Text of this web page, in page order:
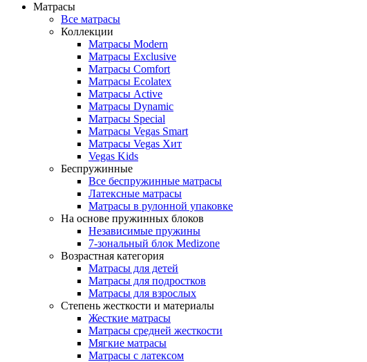
Матрасы
Все матрасы
Коллекции
Матрасы Modern
Матрасы Exclusive
Матрасы Comfort
Матрасы Ecolatex
Матрасы Active
Матрасы Dynamic
Матрасы Special
Матрасы Vegas Smart
Матрасы Vegas Хит
Vegas Kids
Беспружинные
Все беспружинные матрасы
Латексные матрасы
Матрасы в рулонной упаковке
На основе пружинных блоков
Независимые пружины
7-зональный блок Medizone
Возрастная категория
Матрасы для детей
Матрасы для подростков
Матрасы для взрослых
Степень жесткости и материалы
Жесткие матрасы
Матрасы средней жесткости
Мягкие матрасы
Матрасы с латексом